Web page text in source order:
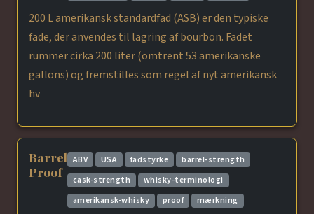
200 L amerikansk standardfad (ASB) er den typiske
fade, der anvendes til lagring af bourbon. Fadet
rummer cirka 200 liter (omtrent 53 amerikanske
gallons) og fremstilles som regel af nyt amerikansk
hv
Barrel
Proof
ABV USA fadstyrke
barrel-strength
cask-strength
whisky-terminologi
amerikansk-whisky
proof
mærkning